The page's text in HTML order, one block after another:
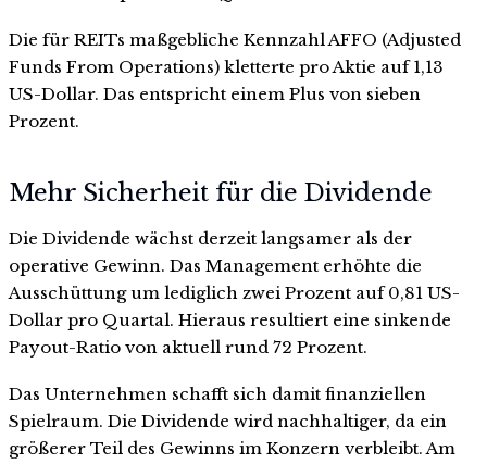
Die für REITs maßgebliche Kennzahl AFFO (Adjusted
Funds From Operations) kletterte pro Aktie auf 1,13
US-Dollar. Das entspricht einem Plus von sieben
Prozent.
Mehr Sicherheit für die Dividende
Die Dividende wächst derzeit langsamer als der
operative Gewinn. Das Management erhöhte die
Ausschüttung um lediglich zwei Prozent auf 0,81 US-
Dollar pro Quartal. Hieraus resultiert eine sinkende
Payout-Ratio von aktuell rund 72 Prozent.
Das Unternehmen schafft sich damit finanziellen
Spielraum. Die Dividende wird nachhaltiger, da ein
größerer Teil des Gewinns im Konzern verbleibt. Am